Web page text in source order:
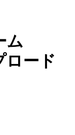
ム
ロード